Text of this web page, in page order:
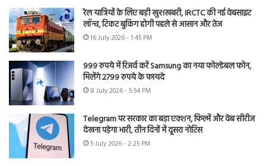
रेल यात्रियों के लिए बड़ी खुशखबरी, IRCTC की नई वेबसाइट
लॉन्च, टिकट बुकिंग होगी पहले से आसान और तेज
16 July 2026 - 1:45 PM
999 रुपये में रिजर्व करें Samsung का नया फोल्डेबल फोन,
मिलेंगे 2799 रुपये के फायदे
8 July 2026 - 5:54 PM
Telegram पर सरकार का बड़ा एक्शन, फिल्में और वेब सीरीज
देखना पड़ेगा भारी, तीन दिनों में दूसरा नोटिस
5 July 2026 - 2:25 PM